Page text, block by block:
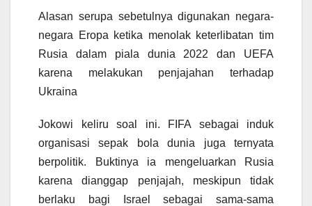
Alasan serupa sebetulnya digunakan negara-
negara Eropa ketika menolak keterlibatan tim
Rusia dalam piala dunia 2022 dan UEFA
karena melakukan penjajahan terhadap
Ukraina
Jokowi keliru soal ini. FIFA sebagai induk
organisasi sepak bola dunia juga ternyata
berpolitik. Buktinya ia mengeluarkan Rusia
karena dianggap penjajah, meskipun tidak
berlaku bagi Israel sebagai sama-sama